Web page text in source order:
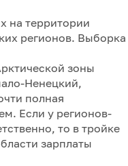
на территории
регионов. Выборка
зоны
Ненецкий,
полная
Если у регионов-
то в тройке
зарплаты